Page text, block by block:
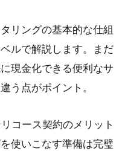
リングの基本的な仕組
ルで解説します。まだ
現金化できる便利なサ
う点がポイント。
コース契約のメリット
使いこなす準備は完璧